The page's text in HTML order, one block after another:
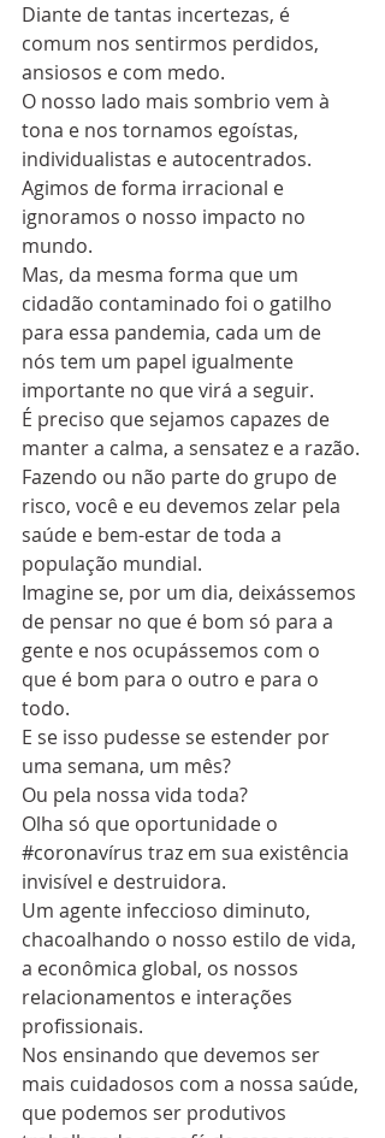
Diante de tantas incertezas, é
comum nos sentirmos perdidos,
ansiosos e com medo.
O nosso lado mais sombrio vem à
tona e nos tornamos egoístas,
individualistas e autocentrados.
Agimos de forma irracional e
ignoramos o nosso impacto no
mundo.
Mas, da mesma forma que um
cidadão contaminado foi o gatilho
para essa pandemia, cada um de
nós tem um papel igualmente
importante no que virá a seguir.
É preciso que sejamos capazes de
manter a calma, a sensatez e a razão.
Fazendo ou não parte do grupo de
risco, você e eu devemos zelar pela
saúde e bem-estar de toda a
população mundial.
Imagine se, por um dia, deixássemos
de pensar no que é bom só para a
gente e nos ocupássemos com o
que é bom para o outro e para o
todo.
E se isso pudesse se estender por
uma semana, um mês?
Ou pela nossa vida toda?
Olha só que oportunidade o
#coronavírus traz em sua existência
invisível e destruidora.
Um agente infeccioso diminuto,
chacoalhando o nosso estilo de vida,
a econômica global, os nossos
relacionamentos e interações
profissionais.
Nos ensinando que devemos ser
mais cuidadosos com a nossa saúde,
que podemos ser produtivos